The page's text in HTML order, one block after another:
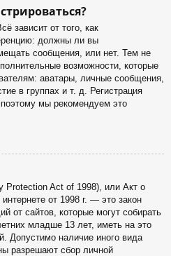
зависит от того, как
должны ли вы
сообщения, или нет. Тем не
возможности, которые
аватары, личные сообщения,
в группах и т. д. Регистрация
мы рекомендуем это
Protection Act of 1998), или Акт о
от 1998 г. — это закон
от сайтов, которые могут собирать
младше 13 лет, иметь на это
Допустимо наличие иного вида
разрешают сбор личной